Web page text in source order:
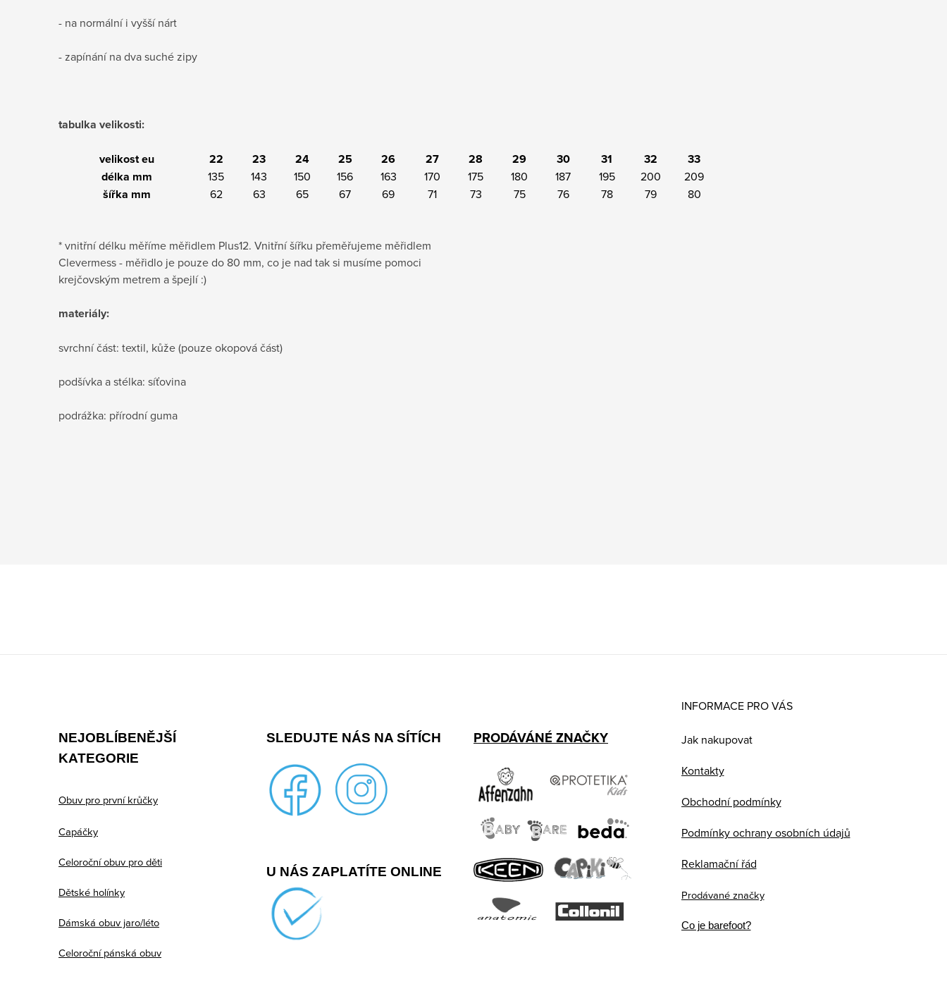
- na normální i vyšší nárt
- zapínání na dva suché zipy
tabulka velikosti:
velikost eu 22 23 24 25 26 27 28 29 30 31 32
33
délka mm
135 143 150 156 163 170 175 180 187 195 200 209
šířka mm 62 63 65 67 69 71 73 75 76 78 79 80
* vnitřní délku měříme měřidlem Plus12. Vnitřní šířku přeměřujeme měřidlem
Clevermess - měřidlo je pouze do 80 mm, co je nad tak si musíme pomoci
krejčovským metrem a špejlí :)
materiály:
svrchní část: textil, kůže (pouze okopová část)
podšívka a stélka: síťovina
podrážka: přírodní guma
NEJOBLÍBENĚJŠÍ
KATEGORIE
Obuv pro první krůčky
Capáčky
Celoroční obuv pro děti
Dětské holínky
Dámská obuv jaro/léto
Celoroční pánská obuv
SLEDUJTE NÁS NA SÍTÍCH
U NÁS ZAPLATÍTE ONLINE
PRODÁVÁNÉ ZNAČKY
INFORMACE PRO VÁS
Jak nakupovat
Kontakty
Obchodní podmínky
Podmínky ochrany osobních údajů
Reklamační řád
Prodávané značky
Co je barefoot?